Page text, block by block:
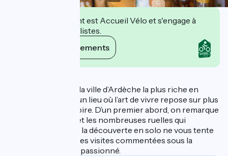
Cet établissement est Accueil Vélo et s'engage à
accueillir des cyclistes.
Voir ses engagements
A la découverte de la ville d’Ardèche la plus riche en
patrimoine classé, un lieu où l’art de vivre repose sur plus
de 2000 ans d’histoire. D’un premier abord, on remarque
l’imposante église et les nombreuses ruelles qui
sillonnent la ville...Si la découverte en solo ne vous tente
guère, optez pour des visites commentées sous la
houlette d’un guide passionné.